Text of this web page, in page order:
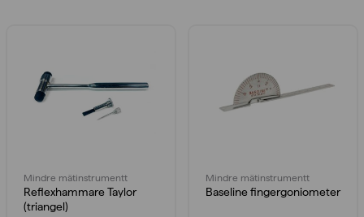
Mindre mätinstrumentt
Reflexhammare Taylor
(triangel)
Mindre mätinstrumentt
Baseline fingergoniometer